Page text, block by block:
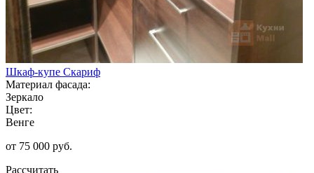
Шкаф-купе Скариф
Материал фасада:
Зеркало
Цвет:
Венге
от 75 000 руб.
Рассчитать